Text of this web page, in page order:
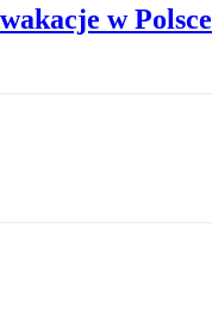
w Polsce